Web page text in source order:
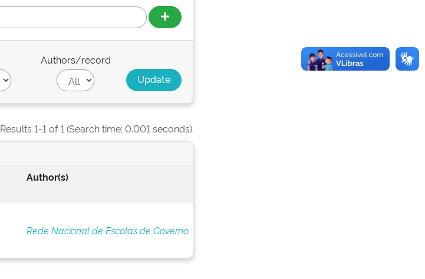
Authors/record
Results 1-1 of 1 (Search time: 0.001 seconds).
Author(s)
Rede Nacional de Escolas de Governo